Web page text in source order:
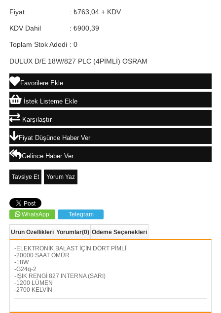
Fiyat : ₺763,04+ KDV
KDV Dahil : ₺900,39
Toplam Stok Adedi : 0
DULUX D/E 18W/827 PLC (4PİMLİ) OSRAM
Favorilere Ekle
İstek Listeme Ekle
Karşılaştır
Fiyat Düşünce Haber Ver
Gelince Haber Ver
Tavsiye Et Yorum Yaz
WhatsApp Telegram
Ürün Özellikleri Yorumlar(0) Ödeme Seçenekleri
-ELEKTRONİK BALAST İÇİN DÖRT PİMLİ
-20000 SAAT ÖMÜR
-18W
-G24q-2
-IŞIK RENGİ 827 INTERNA (SARI)
-1200 LÜMEN
-2700 KELVİN